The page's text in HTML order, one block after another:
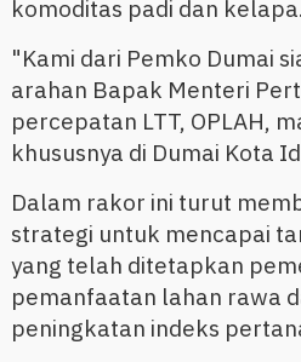
komoditas padi dan kelapa.
"Kami dari Pemko Dumai
arahan Bapak Menteri
percepatan LTT, OPLAH,
khususnya di Dumai Kota
Dalam rakor ini turut
strategi untuk mencapai
yang telah ditetapkan
pemanfaatan lahan rawa
peningkatan indeks